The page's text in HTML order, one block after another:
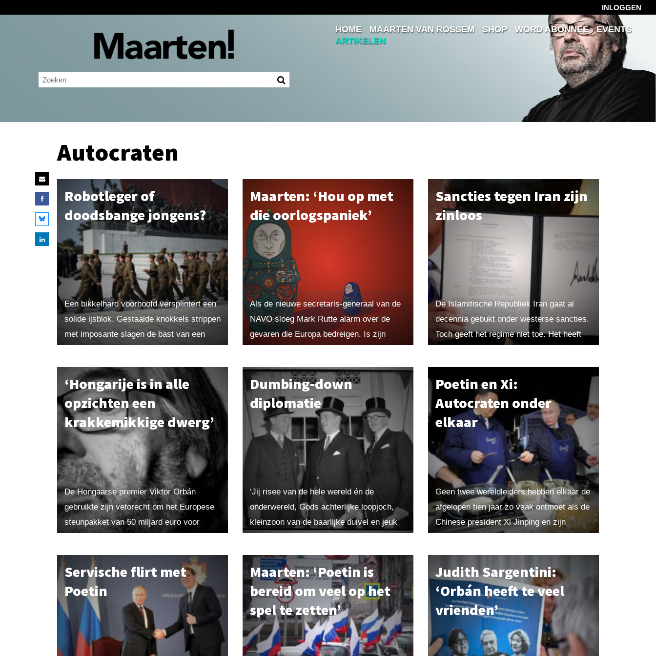
INLOGGEN
Inloggen
Ingelogd blijven
HOME MAARTEN VAN ROSSEM SHOP WORD ABONNEE
EVENTS
ARTIKELEN
Autocraten
Robotleger of
doodsbange jongens?
Een bikkelhard voorhoofd versplintert een
solide ijsblok. Gestaalde knokkels strippen
met imposante slagen de bast van een
voor...
Maarten: ‘Hou op met
die oorlogspaniek’
Als de nieuwe secretaris-generaal van de
NAVO sloeg Mark Rutte alarm over de
gevaren die Europa bedreigen. Is zijn
abonnee...
Sancties tegen Iran zijn
zinloos
De Islamitische Republiek Iran gaat al
decennia gebukt onder westerse sancties.
Toch geeft het regime niet toe. Het heeft
‘Hongarije is in alle
opzichten een
krakkemikkige dwerg’
De Hongaarse premier Viktor Orbán
gebruikte zijn vetorecht om het Europese
steunpakket van 50 miljard euro voor
Dumbing-down
diplomatie
‘Jij risee van de hele wereld én de
onderwereld, Gods achterlijke loopjoch,
kleinzoon van de baarlijke duivel en jeuk
Poetin en Xi:
Autocraten onder
elkaar
Geen twee wereldleiders hebben elkaar de
afgelopen tien jaar zo vaak ontmoet als de
Chinese president Xi Jinping en zijn
Servische flirt met
Poetin
Maarten: ‘Poetin is
bereid om veel op het
spel te zetten’
Judith Sargentini:
‘Orbán heeft te veel
vrienden’